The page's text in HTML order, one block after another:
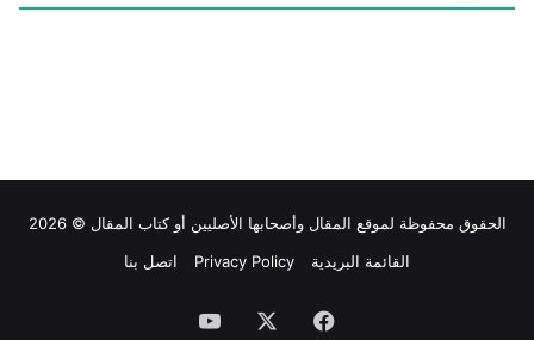
الحقوق محفوظة لموقع المقال وأصحابها الأصليين أو كتاب المقال © 2026
القائمة البريدية
Privacy Policy اتصل بنا
فيسبوك ‫YouTube